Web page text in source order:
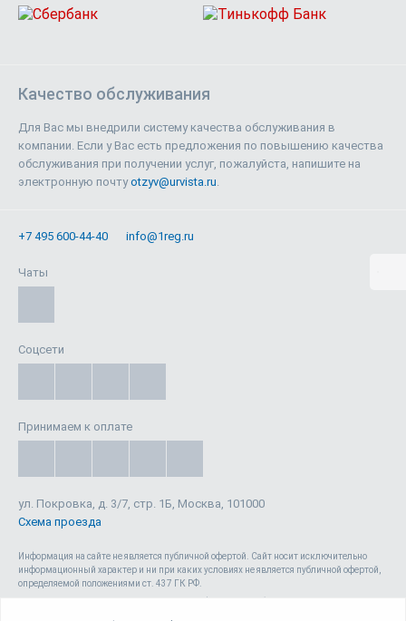
Качество обслуживания
Для Вас мы внедрили систему качества обслуживания в
компании. Если у Вас есть предложения по повышению качества
обслуживания при получении услуг, пожалуйста, напишите на
электронную почтуotzyv@urvista.ru.
+7 495 600-44-40 info@1reg.ru
Чаты
Соцсети
Принимаем к оплате
ул. Покровка, д. 3/7, стр. 1Б, Москва, 101000
Схема проезда
Информация на сайте не является публичной офертой. Cайт носит исключительно
информационный характер и ни при каких условиях не является публичной офертой,
определяемой положениями ст. 437 ГК РФ.